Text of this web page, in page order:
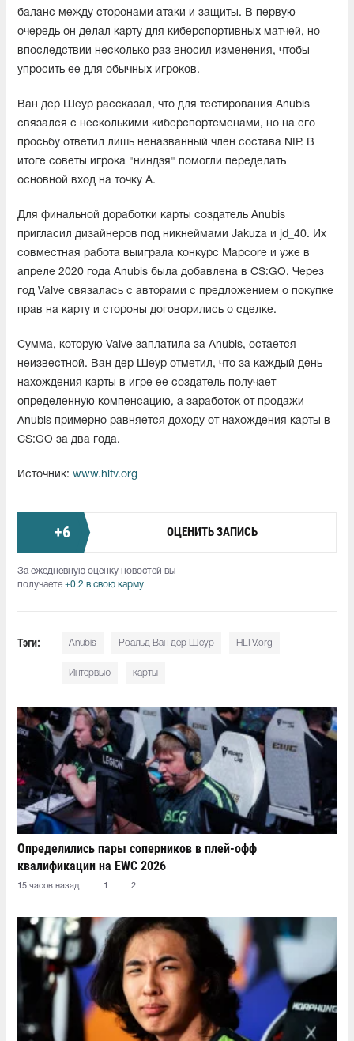
баланс между сторонами атаки и защиты. В первую
очередь он делал карту для киберспортивных матчей, но
впоследствии несколько раз вносил изменения, чтобы
упросить ее для обычных игроков.
Ван дер Шеур рассказал, что для тестирования Anubis
связался с несколькими киберспортсменами, но на его
просьбу ответил лишь неназванный член состава NIP. В
итоге советы игрока "ниндзя" помогли переделать
основной вход на точку A.
Для финальной доработки карты создатель Anubis
пригласил дизайнеров под никнеймами Jakuza и jd_40. Их
совместная работа выиграла конкурс Mapcore и уже в
апреле 2020 года Anubis была добавлена в CS:GO. Через
год Valve связалась с авторами с предложением о покупке
прав на карту и стороны договорились о сделке.
Сумма, которую Valve заплатила за Anubis, остается
неизвестной. Ван дер Шеур отметил, что за каждый день
нахождения карты в игре ее создатель получает
определенную компенсацию, а заработок от продажи
Anubis примерно равняется доходу от нахождения карты в
CS:GO за два года.
Источник: www.hltv.org
+6 ОЦЕНИТЬ ЗАПИСЬ
За ежедневную оценку новостей вы
получаете +0.2 в свою карму
Тэги: Anubis Роальд Ван дер Шеур HLTV.org
Интервью карты
Определились пары соперников в плей-офф
квалификации на EWC 2026
15 часов назад 1 2